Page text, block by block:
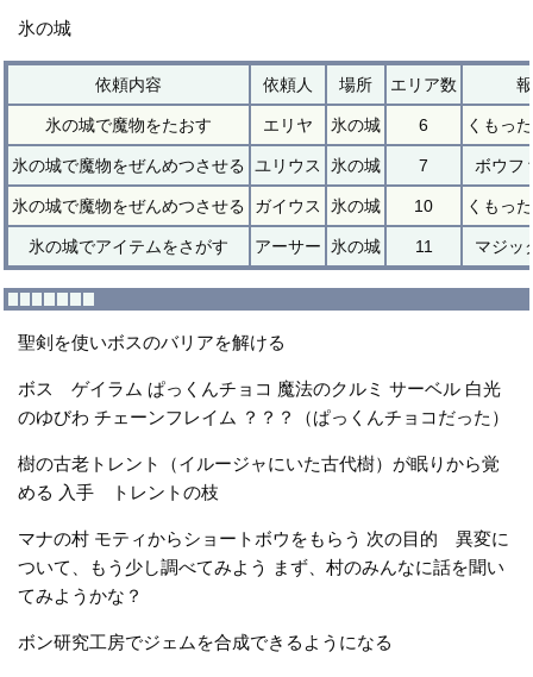
氷の城
依頼内容 依頼人 場所 エリア数
氷の城で魔物をたおす エリヤ 氷の城 6 くもっ
氷の城で魔物をぜんめつさせる ユリウス 氷の城 7 ボウフ
氷の城で魔物をぜんめつさせる ガイウス 氷の城 10 くもっ
氷の城でアイテムをさがす アーサー 氷の城 11 マジッ
聖剣を使いボスのバリアを解ける
ボス ゲイラム ぱっくんチョコ 魔法のクルミ サーベル 白光
のゆびわ チェーンフレイム ？？？（ぱっくんチョコだった）
樹の古老トレント（イルージャにいた古代樹）が眠りから覚
める 入手 トレントの枝
マナの村 モティからショートボウをもらう 次の目的 異変に
ついて、もう少し調べてみよう まず、村のみんなに話を聞い
てみようかな？
ボン研究工房でジェムを合成できるようになる